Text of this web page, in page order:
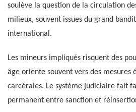
soulève la question de la circulation
milieux, souvent issues du grand
international.
Les mineurs impliqués risquent des
âge oriente souvent vers des mesures
carcérales. Le système judiciaire fait
permanent entre sanction et